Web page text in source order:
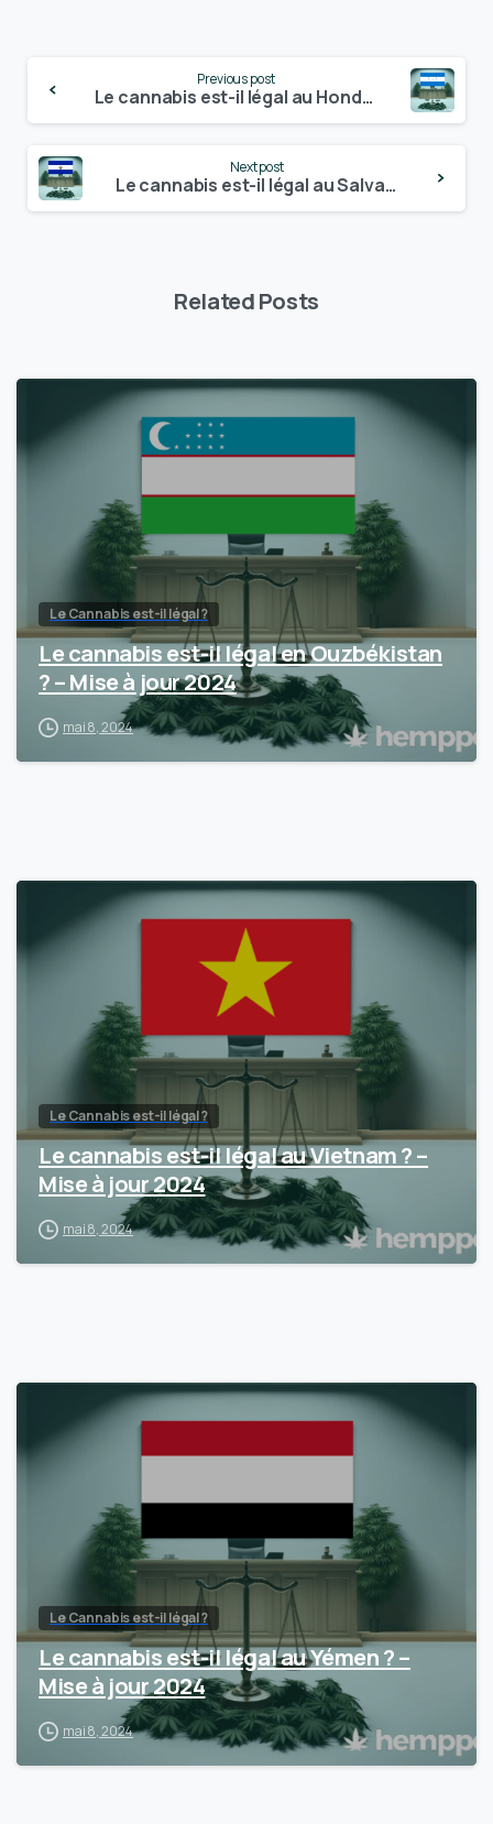
Reading
Previous post
Le cannabis est-il légal au Honduras ? – Mise à jour 2024
Next post
Le cannabis est-il légal au Salvador ? – Mise à jour 2024
Related Posts
Le Cannabis est-il légal ?
Le cannabis est-il légal en Ouzbékistan
? – Mise à jour 2024
mai 8, 2024
Le Cannabis est-il légal ?
Le cannabis est-il légal au Vietnam ? –
Mise à jour 2024
mai 8, 2024
Le Cannabis est-il légal ?
Le cannabis est-il légal au Yémen ? –
Mise à jour 2024
mai 8, 2024